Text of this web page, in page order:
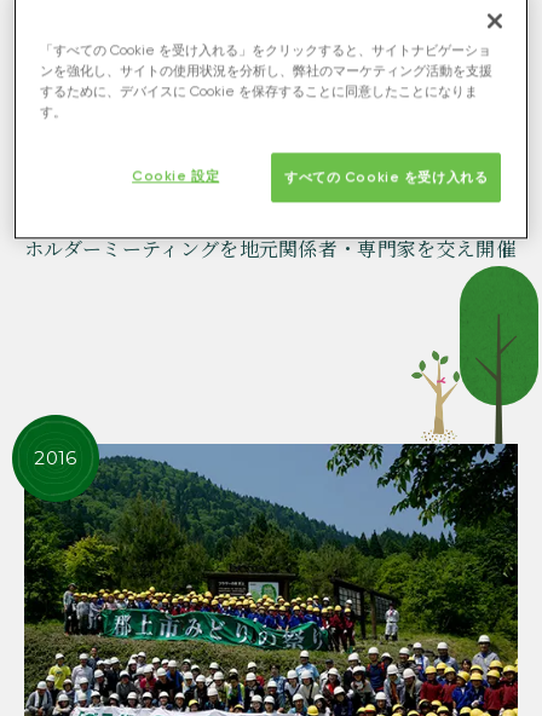
産・官・学の三位一体の活動としてスタート
「目指すべき森の姿」について意見交換する、ステーク
ホルダーミーティングを地元関係者・専門家を交え開催
2016
「すべての Cookie を受け入れる」をクリックすると、サイトナビゲーショ
ンを強化し、サイトの使用状況を分析し、弊社のマーケティング活動を支援
するために、デバイスに Cookie を保存することに同意したことになりま
す。
すべての Cookie を受け入れる
Cookie 設定